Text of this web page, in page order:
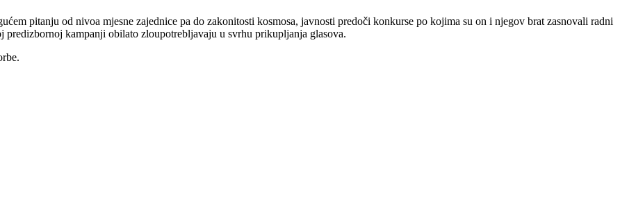
pitanju od nivoa mjesne zajednice pa do zakonitosti kosmosa, javnosti predoči konkurse po kojima su on i njegov brat zasnovali radni
kampanji obilato zloupotrebljavaju u svrhu prikupljanja glasova.